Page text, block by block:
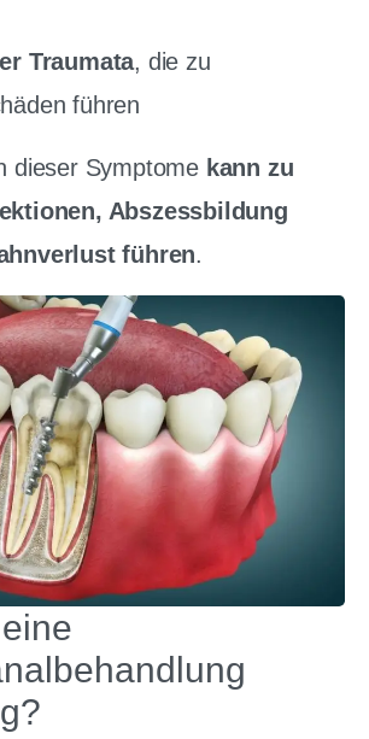
Traumata, die zu
führen
dieser Symptome kann zu
Abszessbildung
führen.